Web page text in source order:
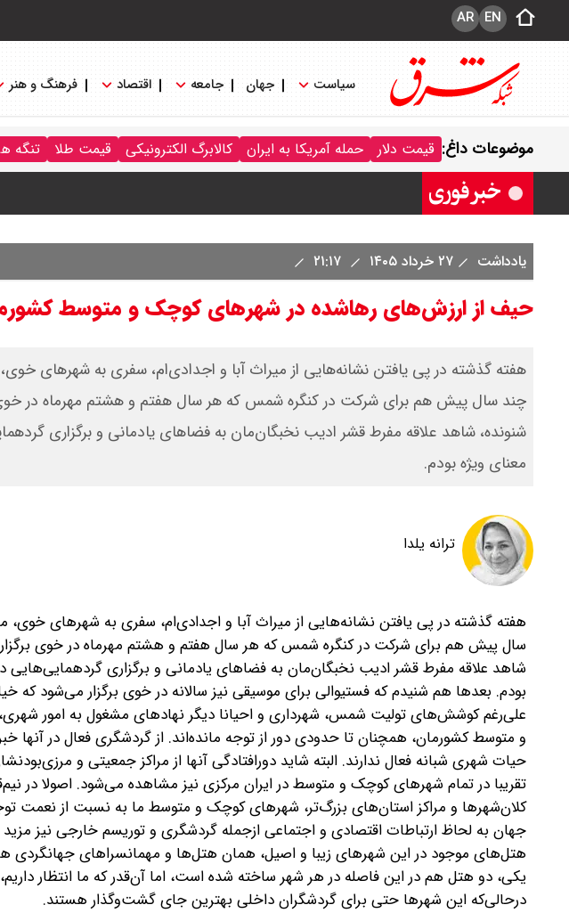
EN
AR
سیاست جهان جامعه اقتصاد فرهنگ و هنر
موضوعات داغ: قیمت دلار حمله آمریکا به ایران کالابرگ الکترونیکی قیمت طلا تنگه
قیمت سکه پارسیان امروز جمعه ۱۶ مرداد ۱۴۰۵ / سکه پارسیان ۱۰۰ سوتی چند ؟ جدول
ترکیه و عراق، پروژه کاهش وابستگی به تنگه هرمز را کلید زدند +
یادداشت ۲۷ خرداد ۱۴۰۵
حیف از ارزش‌های رهاشده در شهرهای کوچک و متوسط
هفته گذشته در پی یافتن نشانه‌هایی از میراث آبا و اجدادی‌ام، سفری به شهرهای خوی،
چند سال پیش هم برای شرکت در کنگره شمس که هر سال هفتم و هشتم مهرماه در خوی
شنونده، شاهد علاقه مفرط قشر ادیب نخبگان‌مان به فضاهای یادمانی و برگزاری
معنای ویژه بودم.
ترانه یلدا
هفته گذشته در پی یافتن نشانه‌هایی از میراث آبا و اجدادی‌ام، سفری به شهرهای خوی،
سال پیش هم برای شرکت در کنگره شمس که هر سال هفتم و هشتم مهرماه در خوی برگزار
شاهد علاقه مفرط قشر ادیب نخبگان‌مان به فضاهای یادمانی و برگزاری گردهمایی‌هایی
بودم. بعدها هم شنیدم که فستیوالی برای موسیقی نیز سالانه در خوی برگزار می‌شود که
علی‌رغم کوشش‌های تولیت شمس، شهرداری و احیانا دیگر نهادهای مشغول به امور
و متوسط کشورمان، همچنان تا حدودی دور از توجه مانده‌اند. از گردشگری فعال در
حیات شهری شبانه فعال ندارند. البته شاید دورافتادگی آنها از مراکز جمعیتی و
تقریبا در تمام شهرهای کوچک و متوسط‌ در ایران مرکزی نیز مشاهده می‌شود. اصولا در
کلان‌شهرها و مراکز استان‌های بزرگ‌تر، شهرهای کوچک و متوسط ما به نسبت از نعمت
هتل‌های موجود در این شهرهای زیبا و اصیل، همان هتل‌ها و مهمانسراهای جهانگردی
یکی، دو هتل هم در این فاصله در هر شهر ساخته شده است، اما آن‌قدر که ما انتظار
درحالی‌که این شهرها حتی برای گردشگران داخلی بهترین جای گشت‌و‌گذار هستند.